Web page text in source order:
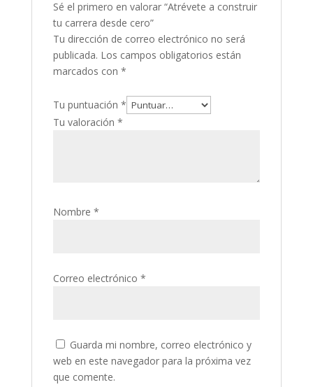
Sé el primero en valorar “Atrévete a construir
tu carrera desde cero”
Tu dirección de correo electrónico no será
publicada. Los campos obligatorios están
marcados con *
Tu puntuación *
Tu valoración *
Nombre *
Correo electrónico *
Guarda mi nombre, correo electrónico y
web en este navegador para la próxima vez
que comente.